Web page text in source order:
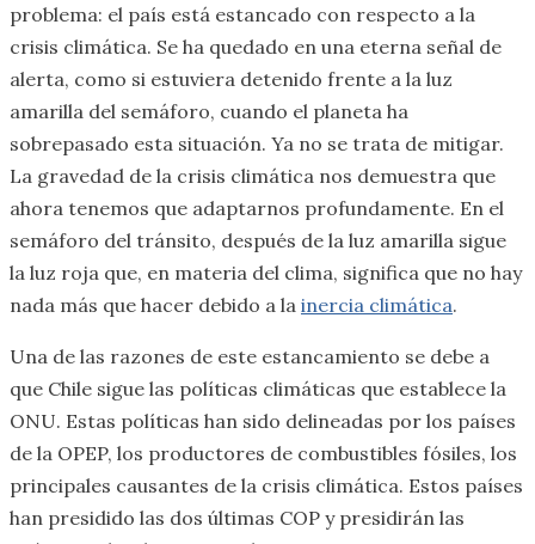
problema: el país está estancado con respecto a la
crisis climática. Se ha quedado en una eterna señal de
alerta, como si estuviera detenido frente a la luz
amarilla del semáforo, cuando el planeta ha
sobrepasado esta situación. Ya no se trata de mitigar.
La gravedad de la crisis climática nos demuestra que
ahora tenemos que adaptarnos profundamente. En el
semáforo del tránsito, después de la luz amarilla sigue
la luz roja que, en materia del clima, significa que no hay
nada más que hacer debido a la inercia climática.
Una de las razones de este estancamiento se debe a
que Chile sigue las políticas climáticas que establece la
ONU. Estas políticas han sido delineadas por los países
de la OPEP, los productores de combustibles fósiles, los
principales causantes de la crisis climática. Estos países
han presidido las dos últimas COP y presidirán las